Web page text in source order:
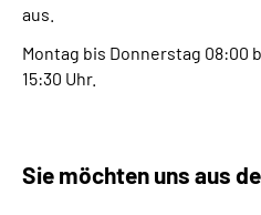
Language
Inhalte in Gebärdensprache
aus.
Montag bis Donnerstag 08:00
15:30 Uhr.
Sie möchten uns aus